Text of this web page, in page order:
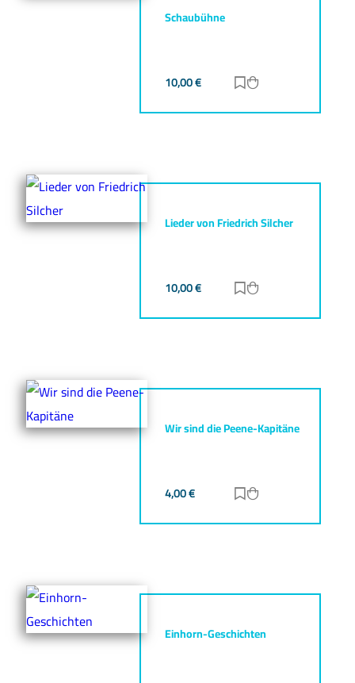
Schaubühne
10,00€ Zur Merkliste
Lieder von Friedrich Silcher
10,00€ Zur Merkliste
Wir sind die Peene-Kapitäne
4,00€ Zur Merkliste
Einhorn-Geschichten